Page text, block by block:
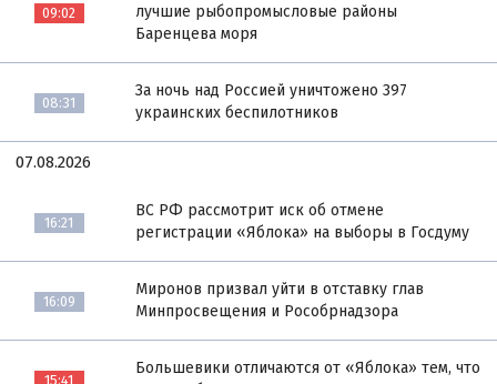
09:02
лучшие рыбопромысловые районы
Баренцева моря
08:31
За ночь над Россией уничтожено 397
украинских беспилотников
07.08.2026
16:21
ВС РФ рассмотрит иск об отмене
регистрации «Яблока» на выборы в Госдуму
16:09
Миронов призвал уйти в отставку глав
Минпросвещения и Рособрнадзора
15:41
Большевики отличаются от «Яблока» тем, что